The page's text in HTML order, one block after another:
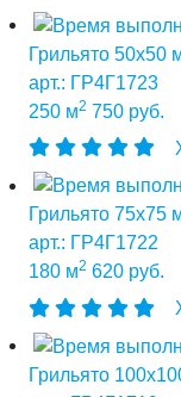
Грильято 50х50
арт.: ГР4Г1723
250 м2 750 руб.
Грильято 75х75
арт.: ГР4Г1722
180 м2 620 руб.
Грильято